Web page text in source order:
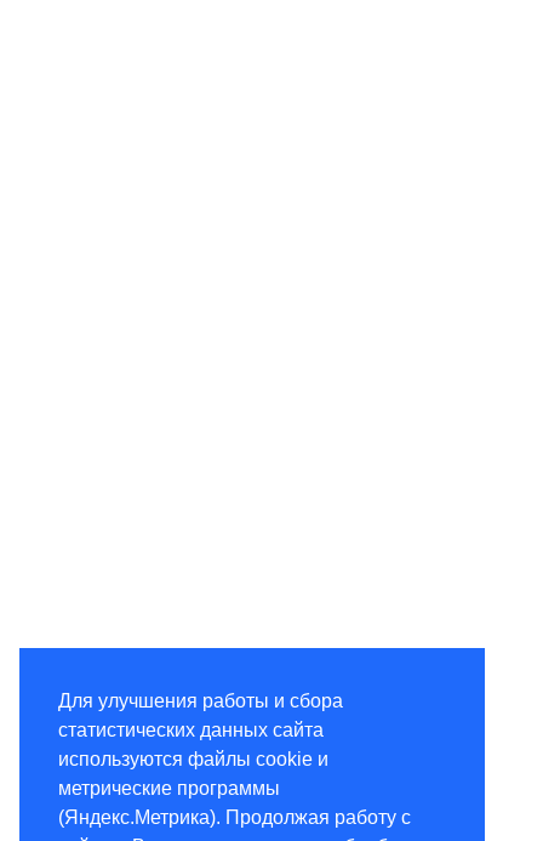
Для улучшения работы и сбора
статистических данных сайта
используются файлы cookie и
метрические программы
(Яндекс.Метрика). Продолжая работу с